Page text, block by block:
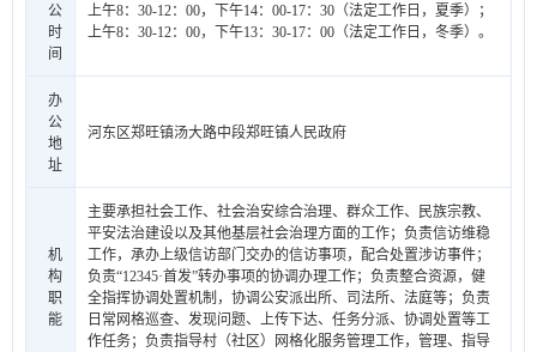
公
时
间
上午8：30-12：00，下午14：00-17：30（法定工作日，夏季）；
上午8：30-12：00，下午13：30-17：00（法定工作日，冬季）。
办
公
地
址
河东区郑旺镇汤大路中段郑旺镇人民政府
机
构
职
能
主要承担社会工作、社会治安综合治理、群众工作、民族宗教、
平安法治建设以及其他基层社会治理方面的工作；负责信访维稳
工作，承办上级信访部门交办的信访事项，配合处置涉访事件；
负责“12345·首发”转办事项的协调办理工作；负责整合资源，健
全指挥协调处置机制，协调公安派出所、司法所、法庭等；负责
日常网格巡查、发现问题、上传下达、任务分派、协调处置等工
作任务；负责指导村（社区）网格化服务管理工作，管理、指导